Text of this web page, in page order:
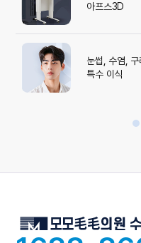
아프스3D
눈썹, 수염, 구레나룻
특수 이식